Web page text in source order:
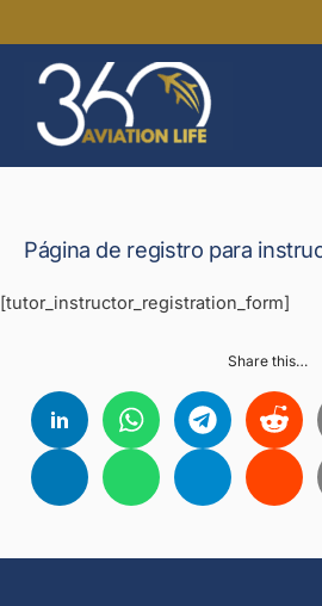
al
contenido
Página de registro para
[tutor_instructor_registration_form]
Share this…